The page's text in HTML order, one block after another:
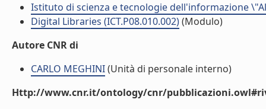
Istituto di scienza e tecnologie dell'informazione
Digital Libraries (ICT.P08.010.002)(Modulo)
Autore CNR di
CARLO MEGHINI(Unità di personale interno)
Http://www.cnr.it/ontology/cnr/